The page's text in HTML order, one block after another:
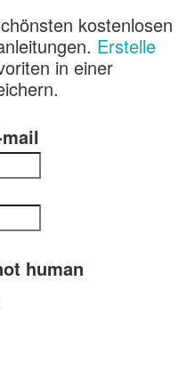
kostenlosen
Erstelle
in einer
human